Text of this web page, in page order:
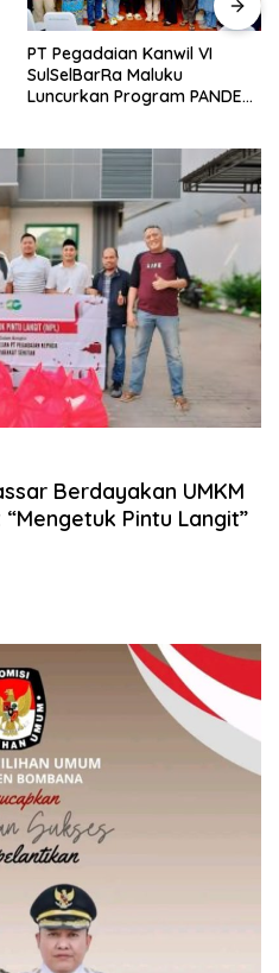
PT Pegadaian Kanwil VI
SulSelBarRa Maluku
Luncurkan Program PANDE
Berdayakan UMKM
Pintu Langit”